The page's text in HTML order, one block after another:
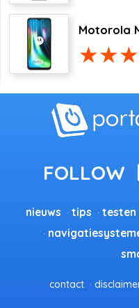
Motorola
nieuws tips testen
contact